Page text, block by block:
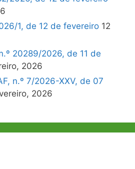
1, de 12 de fevereiro 12
20289/2026, de 11 de
2026
n.º 7/2026-XXV, de 07
2026